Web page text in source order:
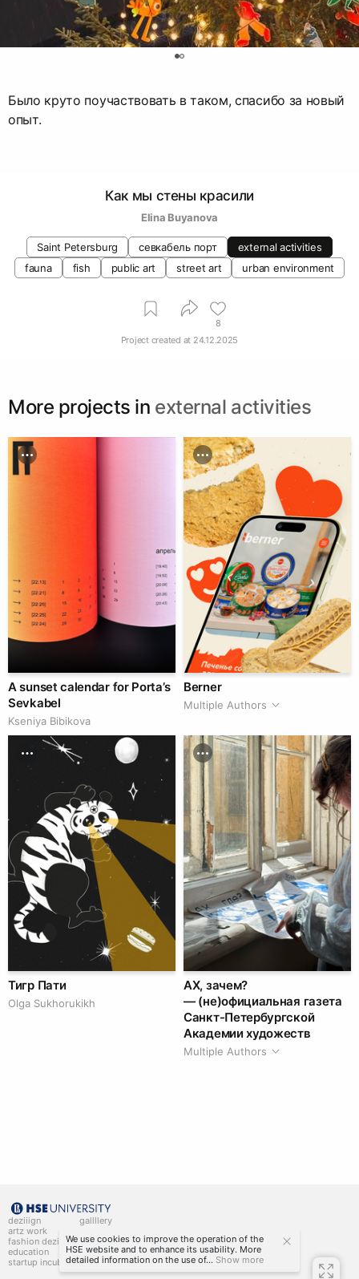
Было круто поучаствовать в таком, спасибо за новый
опыт.
Как мы стены красили
Elina Buyanova
Saint Petersburg севкабель порт
external activities
fauna
fish public art street art urban environment
8
Project created at 24.12.2025
More projects in external activities
A sunset calendar for Porta’s
Sevkabel
Kseniya Bibikova
Berner
Multiple Authors
Тигр Пати
Olga Sukhorukikh
АХ, зачем?
— (не)официальная газета
Санкт-Петербургской
Академии художеств
Multiple Authors
deziiign
artz work
fashion deziiign
education
startup incubator
gallllery
kiiids.art
We use cookies to improve the operation of the
HSE website and to enhance its usability. More
detailed information on the use of... Show more